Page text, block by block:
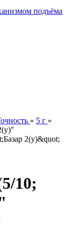
подъёма
» 5 г »
10;